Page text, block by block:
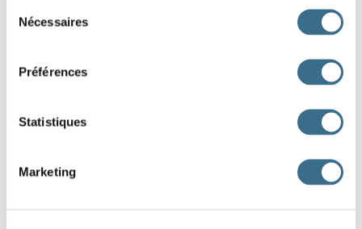
Nécessaires
Préférences
Statistiques
Marketing